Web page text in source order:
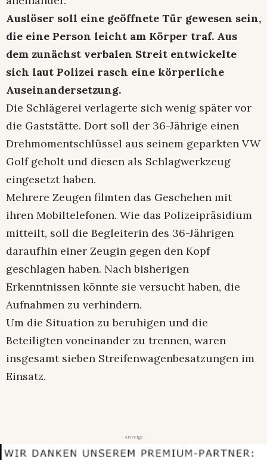
Auslöser soll eine geöffnete Tür gewesen sein,
die eine Person leicht am Körper traf. Aus
dem zunächst verbalen Streit entwickelte
sich laut Polizei rasch eine körperliche
Auseinandersetzung.
Die Schlägerei verlagerte sich wenig später vor
die Gaststätte. Dort soll der 36-Jährige einen
Drehmomentschlüssel aus seinem geparkten VW
Golf geholt und diesen als Schlagwerkzeug
eingesetzt haben.
Mehrere Zeugen filmten das Geschehen mit
ihren Mobiltelefonen. Wie das Polizeipräsidium
mitteilt, soll die Begleiterin des 36-Jährigen
daraufhin einer Zeugin gegen den Kopf
geschlagen haben. Nach bisherigen
Erkenntnissen könnte sie versucht haben, die
Aufnahmen zu verhindern.
Um die Situation zu beruhigen und die
Beteiligten voneinander zu trennen, waren
insgesamt sieben Streifenwagenbesatzungen im
Einsatz.
- Anzeige -